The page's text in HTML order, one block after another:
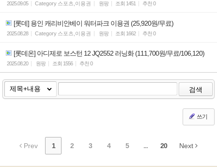
2025.09.05 Category 스포츠,이용권 원팡 조회 1451 추천 0
[롯데] 용인 캐리비안베이 워터파크 이용권 (25,920원/무료)
2025.08.28 Category 스포츠,이용권 원팡 조회 1662 추천 0
[롯데온] 아디제로 보스턴 12 JQ2552 러닝화 (111,700원/무료/106,120)
2025.08.20 원팡 조회 1556 추천 0
검색
쓰기
Prev 1 2 3 4 5 ... 20 Next